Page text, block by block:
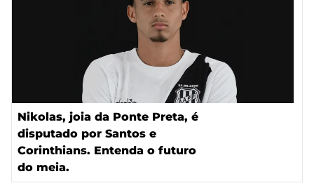
Nikolas, joia da Ponte Preta, é
disputado por Santos e
Corinthians. Entenda o futuro
do meia.